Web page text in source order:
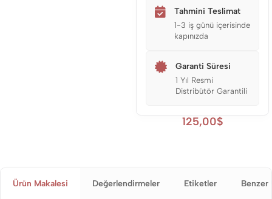
Tahmini Teslimat
1-3 iş günü içerisinde
kapınızda
Garanti Süresi
1 Yıl Resmi
Distribütör Garantili
125,00$
Ürün Makalesi Değerlendirmeler Etiketler Benzer